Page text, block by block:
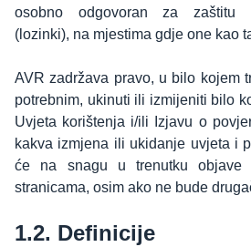
osobno odgovoran za zaštitu
(lozinki), na mjestima gdje one kao
AVR zadržava pravo, u bilo kojem
potrebnim, ukinuti ili izmijeniti bilo
Uvjeta korištenja i/ili Izjavu o
kakva izmjena ili ukidanje uvjeta i
će na snagu u trenutku objave
stranicama, osim ako ne bude
1.2. Definicije